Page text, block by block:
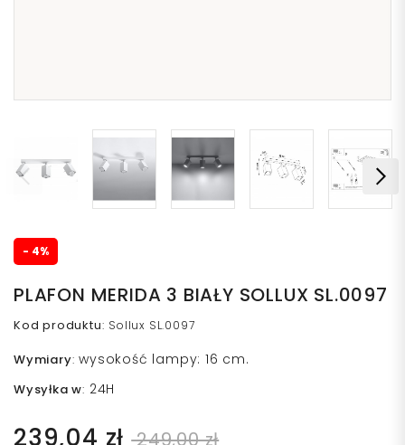
- 4%
PLAFON MERIDA 3 BIAŁY SOLLUX SL.0097
Kod produktu: Sollux SL.0097
Wymiary: wysokość lampy: 16 cm.
Wysyłka w: 24H
239,04 zł 249,00 zł